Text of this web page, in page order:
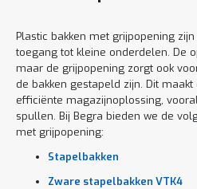
Plastic bakken met grijpopening
toegang tot kleine onderdelen. De
maar de grijpopening zorgt ook
de bakken gestapeld zijn. Dit
efficiënte magazijnoplossing,
spullen. Bij Begra bieden we de
met grijpopening:
Stapelbakken
Zware stapelbakken VTK4